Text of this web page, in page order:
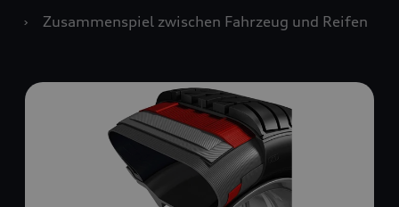
›
Zusammenspiel zwischen Fahrzeug und Reifen